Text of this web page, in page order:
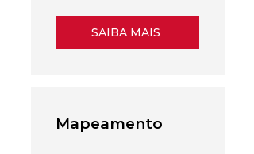
SAIBA MAIS
Mapeamento